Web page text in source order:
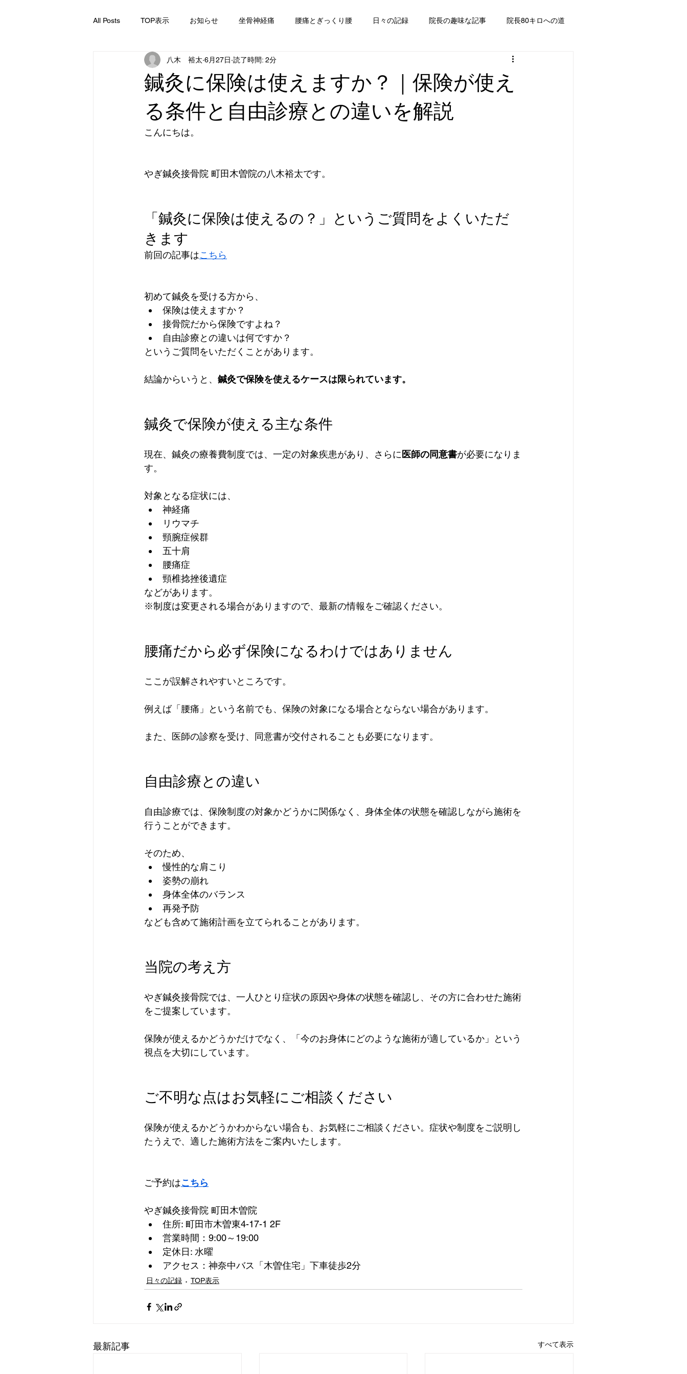
All Posts TOP表示 お知らせ 坐骨神経痛 腰痛とぎっくり腰 日々の記録 院長の趣味な記事 院長80キロへの道
鍼灸に保険は使えますか？｜保険が使え
る条件と自由診療との違いを解説
八木 裕太 6月27日 読了時間: 2分
こんにちは。
やぎ鍼灸接骨院 町田木曽院の八木裕太です。
「鍼灸に保険は使えるの？」というご質問をよくいただ
きます
前回の記事はこちら
初めて鍼灸を受ける方から、
保険は使えますか？
接骨院だから保険ですよね？
自由診療との違いは何ですか？
というご質問をいただくことがあります。
結論からいうと、 鍼灸で保険を使えるケースは限られています。
鍼灸で保険が使える主な条件
現在、鍼灸の療養費制度では、一定の対象疾患があり、さらに 医師の同意書が必要になりま
す。
対象となる症状には、
神経痛
リウマチ
頸腕症候群
五十肩
腰痛症
頸椎捻挫後遺症
などがあります。
※制度は変更される場合がありますので、最新の情報をご確認ください。
腰痛だから必ず保険になるわけではありません
ここが誤解されやすいところです。
例えば「腰痛」という名前でも、保険の対象になる場合とならない場合があります。
また、医師の診察を受け、同意書が交付されることも必要になります。
自由診療との違い
自由診療では、保険制度の対象かどうかに関係なく、身体全体の状態を確認しながら施術を
行うことができます。
そのため、
慢性的な肩こり
姿勢の崩れ
身体全体のバランス
再発予防
なども含めて施術計画を立てられることがあります。
当院の考え方
やぎ鍼灸接骨院では、一人ひとり症状の原因や身体の状態を確認し、その方に合わせた施術
をご提案しています。
保険が使えるかどうかだけでなく、「今のお身体にどのような施術が適しているか」という
視点を大切にしています。
ご不明な点はお気軽にご相談ください
保険が使えるかどうかわからない場合も、お気軽にご相談ください。症状や制度をご説明し
たうえで、適した施術方法をご案内いたします。
ご予約はこちら
やぎ鍼灸接骨院 町田木曽院
住所: 町田市木曽東4-17-1 2F
営業時間：9:00～19:00
定休日: 水曜
アクセス：神奈中バス「木曽住宅」下車徒歩2分
日々の記録 TOP表示
最新記事 すべて表示